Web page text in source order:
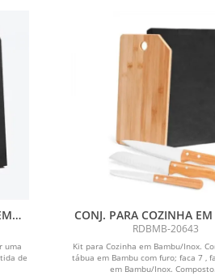
uma
de
CONJ. PARA COZINHA
/ MADEIRA / INOX
PÇS
RDBMB-20643
Kit para Cozinha em Bambu/Inox.
tábua em Bambu com furo; faca 7 ,
em Bambu/Inox.